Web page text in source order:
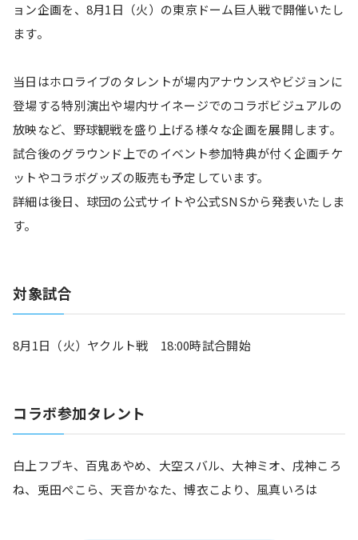
ョン企画を、8月1日（火）の東京ドーム巨人戦で開催いたし
ます。
当日はホロライブのタレントが場内アナウンスやビジョンに
登場する特別演出や場内サイネージでのコラボビジュアルの
放映など、野球観戦を盛り上げる様々な企画を展開します。
試合後のグラウンド上でのイベント参加特典が付く企画チケ
ットやコラボグッズの販売も予定しています。
詳細は後日、球団の公式サイトや公式SNSから発表いたしま
す。
対象試合
8月1日（火）ヤクルト戦　18:00時試合開始
コラボ参加タレント
白上フブキ、百鬼あやめ、大空スバル、大神ミオ、戌神ころ
ね、兎田ぺこら、天音かなた、博衣こより、風真いろは